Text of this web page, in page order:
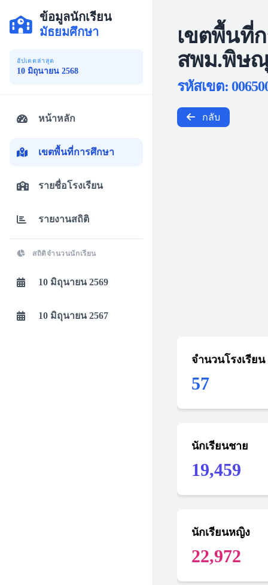
เขตพื้นที่
สพม.พิษ
รหัสเขต:
กลับ
จำนวนโรงเรียน
57
นักเรียนชาย
19,459
นักเรียนหญิง
22,972
ข้อมูลนักเรียน
มัธยมศึกษา
อัปเดตล่าสุด
10 มิถุนายน 2568
หน้าหลัก
เขตพื้นที่การศึกษา
รายชื่อโรงเรียน
รายงานสถิติ
สถิติจำนวนนักเรียน
10 มิถุนายน 2569
10 มิถุนายน 2567